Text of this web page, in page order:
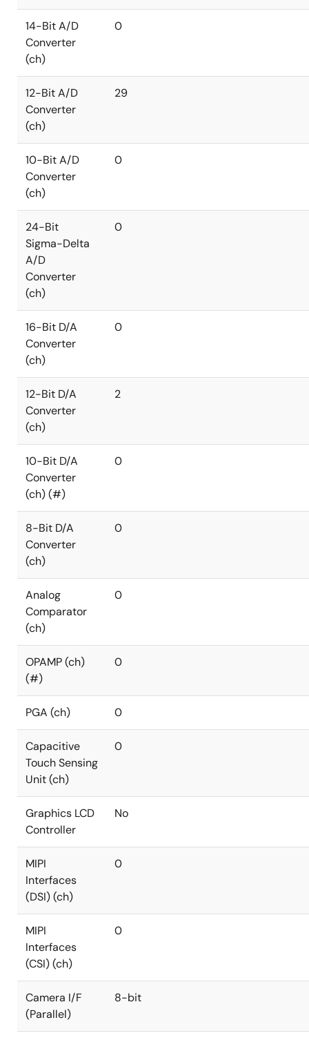
14-Bit A/D
Converter
(ch)
0
12-Bit A/D
Converter
(ch)
29
10-Bit A/D
Converter
(ch)
0
24-Bit
Sigma-Delta
A/D
Converter
(ch)
0
16-Bit D/A
Converter
(ch)
0
12-Bit D/A
Converter
(ch)
2
10-Bit D/A
Converter
(ch) (#)
0
8-Bit D/A
Converter
(ch)
0
Analog
Comparator
(ch)
0
OPAMP (ch)
(#)
0
PGA (ch) 0
Capacitive
Touch Sensing
Unit (ch)
0
Graphics LCD
Controller
No
MIPI
Interfaces
(DSI) (ch)
0
MIPI
Interfaces
(CSI) (ch)
0
Camera I/F
(Parallel)
8-bit